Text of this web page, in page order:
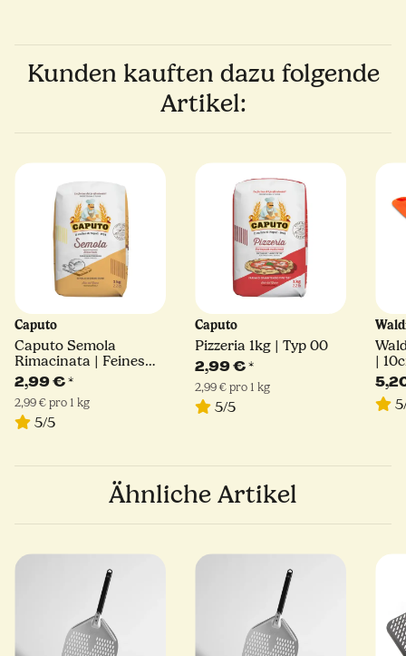
Kunden kauften dazu folgende
Artikel:
Caputo
Caputo Semola
Rimacinata | Feines
Hartweizengrieß | 1kg
2,99 €*
2,99 € pro 1 kg
5/5
Caputo
Pizzeria 1kg | Typ 00
2,99 €*
2,99 € pro 1 kg
5/5
|
Ähnliche Artikel